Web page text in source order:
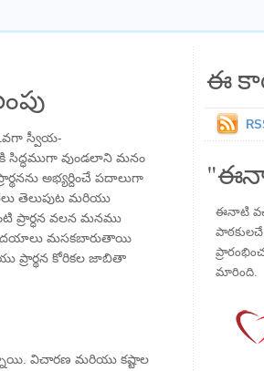
స్వీయ-
సిద్ధముగా వుండలాని మనం
అభ్యర్దించే పదాలుగా
తెలుపుట మరియు
ప్రార్ధన వలన మనము
మసకబారుతాయి
ప్రార్థన కోరికల జాబితా
విచారణ మరియు కష్టాల
ఈ
ఈనాటి
పాఠకులచే
మారింది.